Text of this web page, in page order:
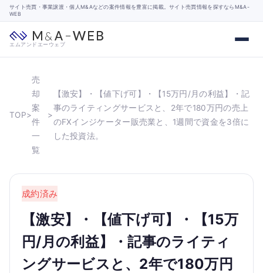
サイト売買・事業譲渡・個人M&Aなどの案件情報を豊富に掲載。サイト売買情報を探すならM&A-
WEB
エムアンドエーウェブ
TOP>
売
却
案
件
一
覧
>
【激安】・【値下げ可】・【15万円/月の利益】・記
事のライティングサービスと、2年で180万円の売上
のFXインジケーター販売業と、1週間で資金を3倍に
した投資法。
成約済み
【激安】・【値下げ可】・【15万
円/月の利益】・記事のライティ
ングサービスと、2年で180万円